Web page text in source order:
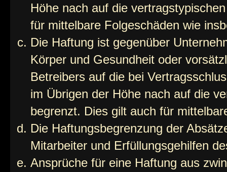
Höhe nach auf die
für mittelbare Folgeschäden wie
Die Haftung ist gegenüber
Körper und Gesundheit oder
Betreibers auf die bei
im Übrigen der Höhe nach auf die
begrenzt. Dies gilt auch für
Die Haftungsbegrenzung der
Mitarbeiter und Erfüllungsgehilfen
Ansprüche für eine Haftung aus